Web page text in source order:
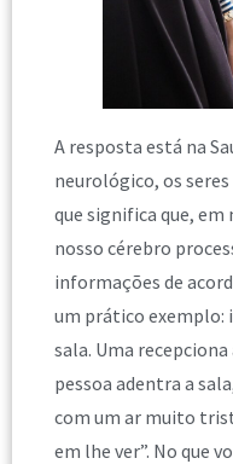
A resposta está na
neurológico, os
que significa que,
nosso cérebro
informações de
um prático exemplo:
sala. Uma
pessoa adentra a
com um ar muito
em lhe ver”. No que